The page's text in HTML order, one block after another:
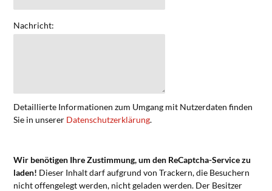
Nachricht:
Detaillierte Informationen zum Umgang mit Nutzerdaten finden
Sie in unserer Datenschutzerklärung.
Wir benötigen Ihre Zustimmung, um den ReCaptcha-Service zu
laden! Dieser Inhalt darf aufgrund von Trackern, die Besuchern
nicht offengelegt werden, nicht geladen werden. Der Besitzer